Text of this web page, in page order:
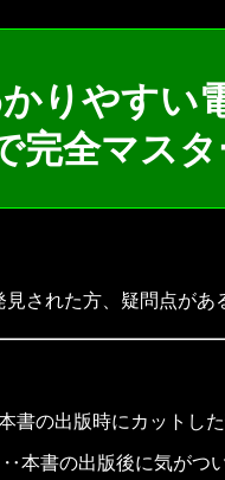
りやすい
完全マス
された方、疑問点があ
の出版時にカットした
本書の出版後に気がつ